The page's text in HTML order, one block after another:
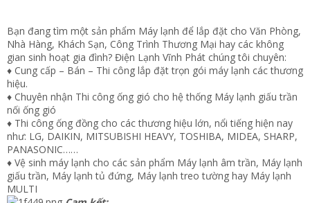
Bạn đang tìm một sản phẩm Máy lạnh để lắp đặt cho Văn Phòng,
Nhà Hàng, Khách Sạn, Công Trình Thương Mại hay các không
gian sinh hoạt gia đình? Điện Lạnh Vĩnh Phát chúng tôi chuyên:
♦ Cung cấp – Bán – Thi công lắp đặt trọn gói máy lạnh các thương
hiệu.
♦ Chuyên nhận Thi công ống gió cho hệ thống Máy lạnh giấu trần
nối ống gió
♦ Thi công ống đồng cho các thương hiệu lớn, nổi tiếng hiện nay
như: LG, DAIKIN, MITSUBISHI HEAVY, TOSHIBA, MIDEA, SHARP,
PANASONIC……
♦ Vệ sinh máy lạnh cho các sản phẩm Máy lạnh âm trần, Máy lạnh
giấu trần, Máy lạnh tủ đứng, Máy lạnh treo tường hay Máy lạnh
MULTI